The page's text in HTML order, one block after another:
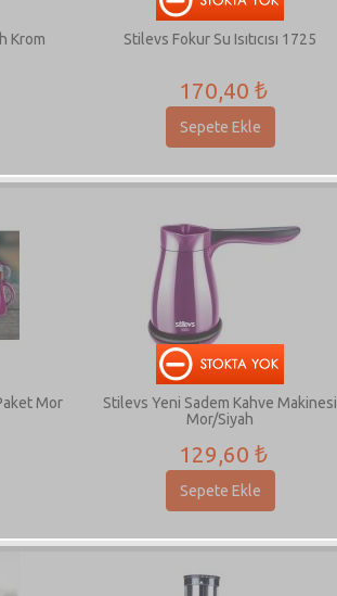
Krom Stilevs Fokur Su Isıtıcısı 1725
170,40 ₺
Sepete Ekle
Mor
Stilevs Yeni Sadem Kahve Makinesi
Mor/Siyah
129,60 ₺
Sepete Ekle